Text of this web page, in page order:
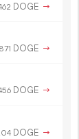
DOGE →
871 DOGE →
DOGE →
DOGE →